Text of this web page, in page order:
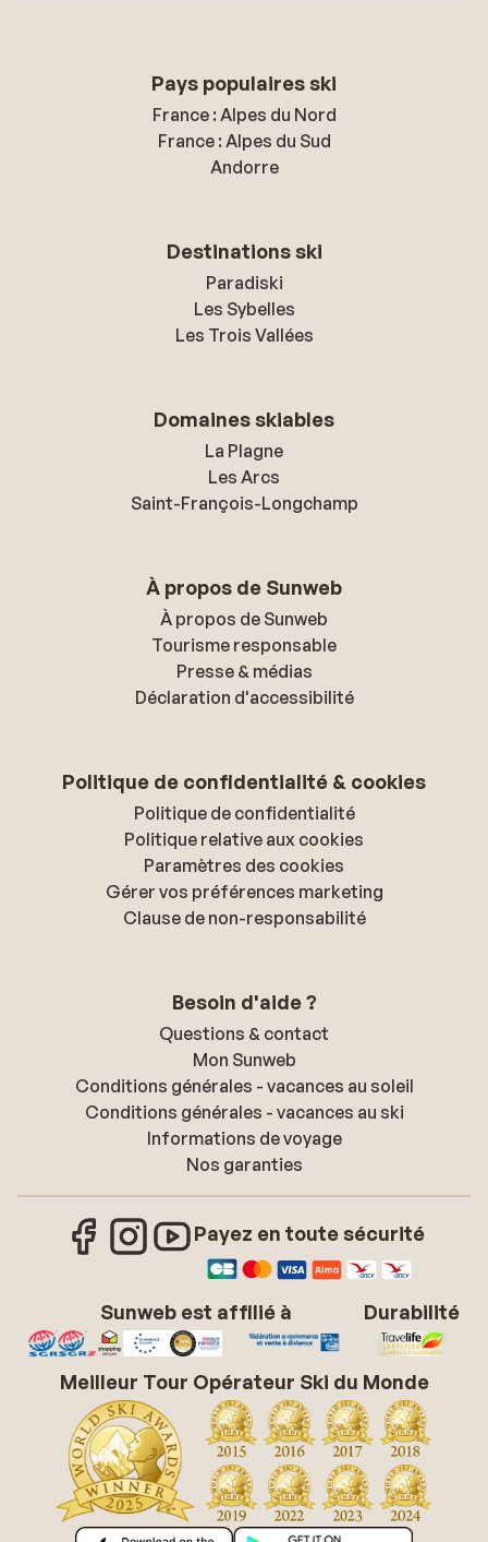
Pays populaires ski
France : Alpes du Nord
France : Alpes du Sud
Andorre
Destinations ski
Paradiski
Les Sybelles
Les Trois Vallées
Domaines skiables
La Plagne
Les Arcs
Saint-François-Longchamp
À propos de Sunweb
À propos de Sunweb
Tourisme responsable
Presse & médias
Déclaration d'accessibilité
Politique de confidentialité & cookies
Politique de confidentialité
Politique relative aux cookies
Paramètres des cookies
Gérer vos préférences marketing
Clause de non-responsabilité
Besoin d'aide ?
Questions & contact
Mon Sunweb
Conditions générales - vacances au soleil
Conditions générales - vacances au ski
Informations de voyage
Nos garanties
Payez en toute sécurité
Sunweb est affilié à Durabilité
Meilleur Tour Opérateur Ski du Monde